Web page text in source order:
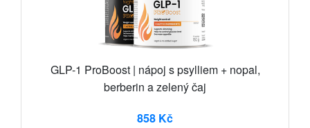
GLP-1 ProBoost | nápoj s psylliem + nopal,
berberin a zelený čaj
858 Kč